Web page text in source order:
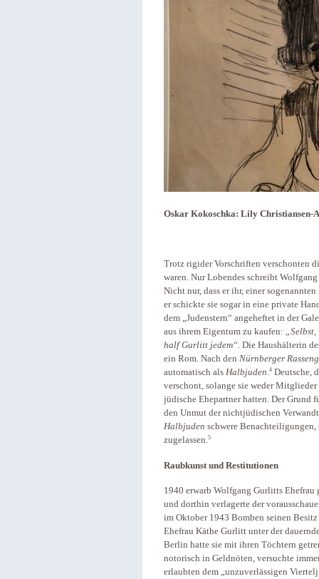
Oskar Kokoschka: Lily Christiansen-
Trotz rigider Vorschriften verschonten
waren. Nur Lobendes schreibt
Nicht nur, dass er ihr, einer sogenannten
er schickte sie sogar in eine private
dem „Judenstern“ angeheftet in der
aus ihrem Eigentum zu kaufen: „Selbst,
half Gurlitt jedem“. Die Haushälterin
ein Rom. Nach den Nürnberger
automatisch als Halbjuden.4 Deutsche,
verschont, solange sie weder
jüdische Ehepartner hatten. Der Grund
den Unmut der nichtjüdischen
Halbjuden schwere
zugelassen.5
Raubkunst und Restitutionen
1940 erwarb Wolfgang Gurlitts Ehefrau
und dorthin verlagerte der
im Oktober 1943 Bomben seinen
Ehefrau Käthe Gurlitt unter der
Berlin hatte sie mit ihren Töchtern
notorisch in Geldnöten, versuchte
erlaubten dem „unzuverlässigen